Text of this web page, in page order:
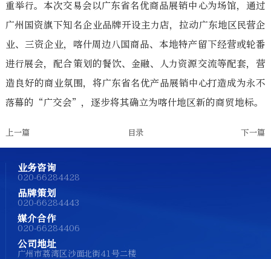
重举行。本次交易会以广东省名优商品展销中心为场馆，通过
广州国资旗下知名企业品牌开设主力店，拉动广东地区民营企
业、三资企业，喀什周边八国商品、本地特产留下经营或轮番
进行展会，配合策划的餐饮、金融、人力资源交流等配套，营
造良好的商业氛围，将广东省名优产品展销中心打造成为永不
落幕的“广交会”，逐步将其确立为喀什地区新的商贸地标。
上一篇 目录 下一篇
业务咨询
020-66284428
品牌策划
020-66284443
媒介合作
020-66284406
公司地址
广州市荔湾区沙面北街41号二楼